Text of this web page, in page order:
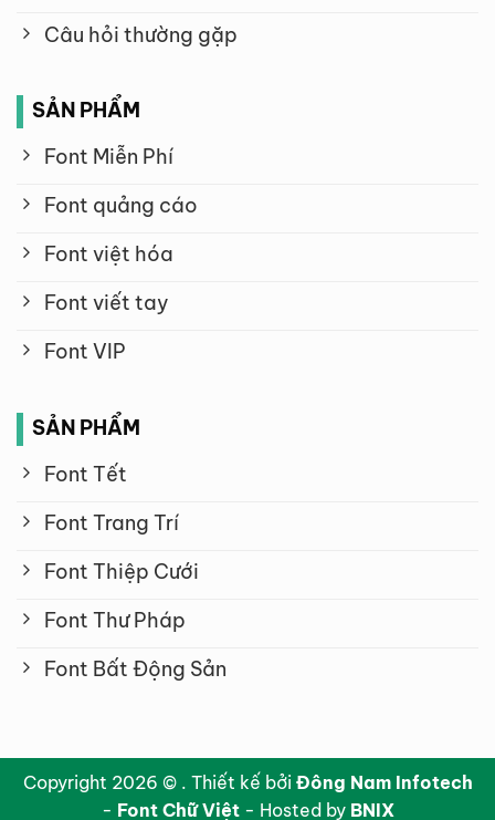
Câu hỏi thường gặp
SẢN PHẨM
Font Miễn Phí
Font quảng cáo
Font việt hóa
Font viết tay
Font VIP
SẢN PHẨM
Font Tết
Font Trang Trí
Font Thiệp Cưới
Font Thư Pháp
Font Bất Động Sản
Copyright 2026 © . Thiết kế bởi Đông Nam Infotech
- Font Chữ Việt- Hosted by BNIX